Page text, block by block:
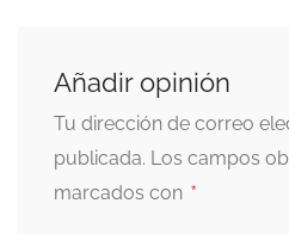
Añadir opinión
Tu dirección de correo
publicada. Los campos
marcados con *